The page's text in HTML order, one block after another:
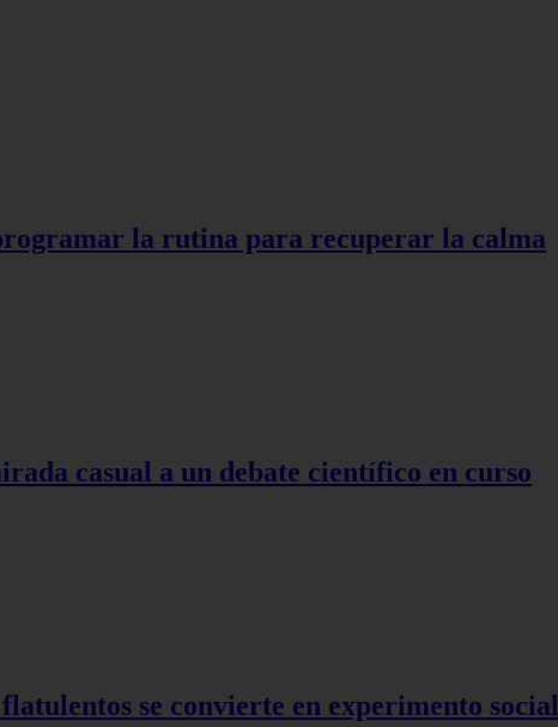
la rutina para recuperar la calma
casual a un debate científico en curso
se convierte en experimento social